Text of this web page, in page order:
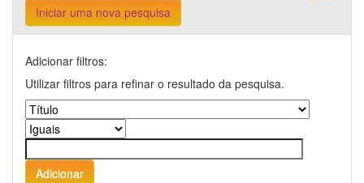
Iniciar uma nova pesquisa
Adicionar filtros:
Utilizar filtros para refinar o resultado da pesquisa.